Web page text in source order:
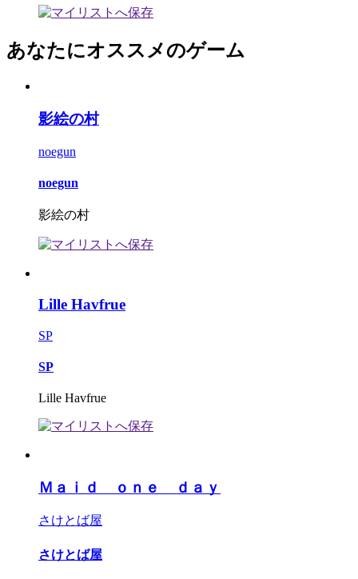
あなたにオススメのゲーム
影絵の村
noegun
noegun
影絵の村
Lille Havfrue
SP
SP
Lille Havfrue
Ｍａｉｄ ｏｎｅ ｄａｙ
さけとば屋
さけとば屋